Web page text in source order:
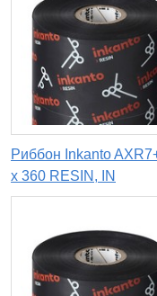
Риббон Inkanto
х 360 RESIN, IN